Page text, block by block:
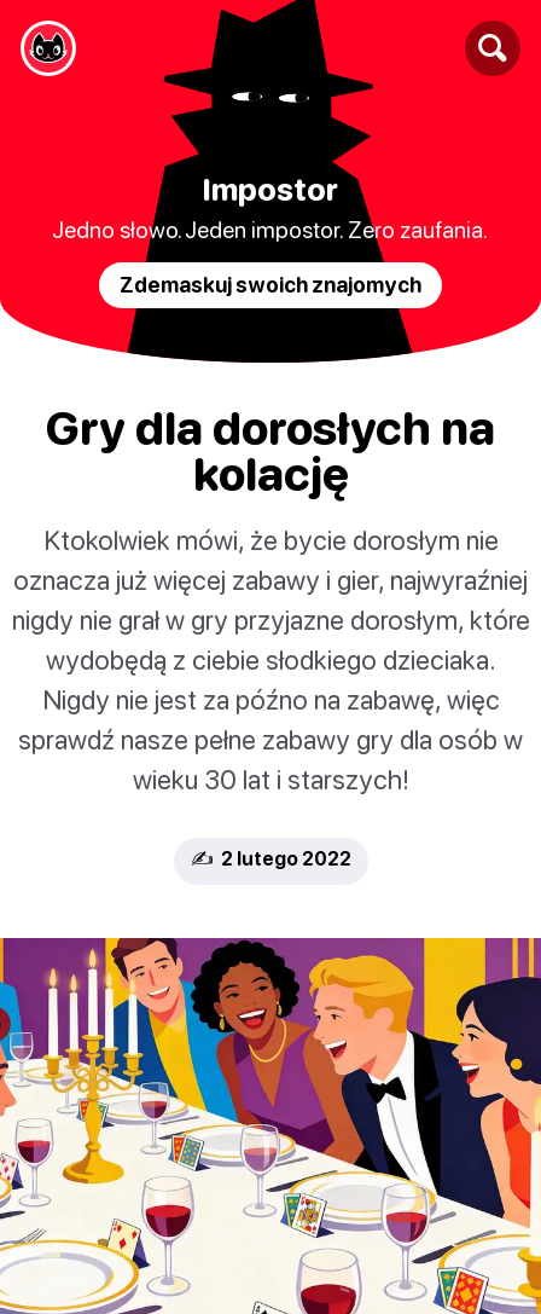
Impostor
Jedno słowo. Jeden impostor. Zero zaufania.
Zdemaskuj swoich znajomych
Gry dla dorosłych na
kolację
Ktokolwiek mówi, że bycie dorosłym nie
oznacza już więcej zabawy i gier, najwyraźniej
nigdy nie grał w gry przyjazne dorosłym, które
wydobędą z ciebie słodkiego dzieciaka.
Nigdy nie jest za późno na zabawę, więc
sprawdź nasze pełne zabawy gry dla osób w
wieku 30 lat i starszych!
✍️ 2 lutego 2022